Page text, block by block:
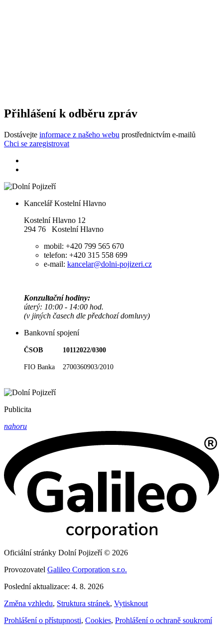
Přihlášení k odběru zpráv
Dostávejte informace z našeho webu prostřednictvím e-mailů
Chci se zaregistrovat
Kancelář Kostelní Hlavno
Kostelní Hlavno 12
294 76 Kostelní Hlavno
mobil: +420 799 565 670
telefon: +420 315 558 699
e-mail: kancelar@dolni-pojizeri.cz
Konzultační hodiny:
úterý: 10:00 - 14:00 hod.
(v jiných časech dle předchozí domluvy)
Bankovní spojení
ČSOB 10112022/0300
FIO Banka 2700360903/2010
Publicita
nahoru
Oficiální stránky Dolní Pojizeří © 2026
Provozovatel Galileo Corporation s.r.o.
Poslední aktualizace: 4. 8. 2026
Změna vzhledu, Struktura stránek, Vytisknout
Prohlášení o přístupnosti, Cookies, Prohlášení o ochraně soukromí